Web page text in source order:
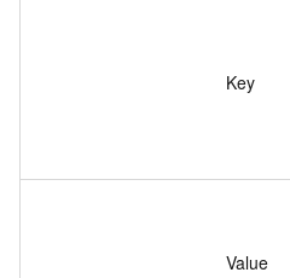
Key
Value